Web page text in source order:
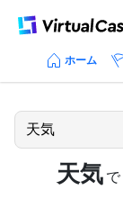
ホーム
天気 で